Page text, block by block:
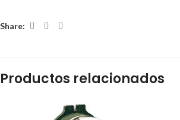
Share:
Productos relacionados